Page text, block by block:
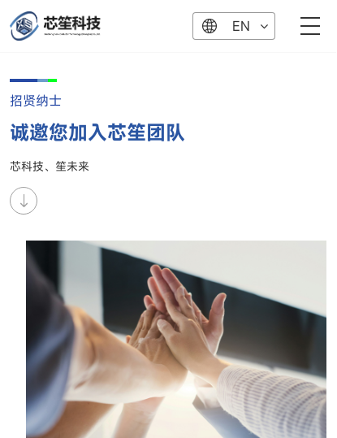
EN
招贤纳士
诚邀您加入芯笙团队
芯科技、笙未来